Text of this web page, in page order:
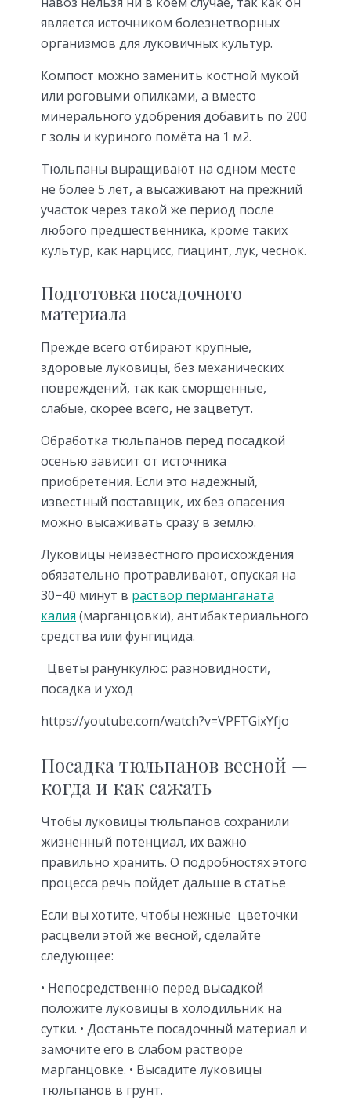
является источником болезнетворных
организмов для луковичных культур.
Компост можно заменить костной мукой
или роговыми опилками, а вместо
минерального удобрения добавить по 200
г золы и куриного помёта на 1 м2.
Тюльпаны выращивают на одном месте
не более 5 лет, а высаживают на прежний
участок через такой же период после
любого предшественника, кроме таких
культур, как нарцисс, гиацинт, лук, чеснок.
Подготовка посадочного
материала
Прежде всего отбирают крупные,
здоровые луковицы, без механических
повреждений, так как сморщенные,
слабые, скорее всего, не зацветут.
Обработка тюльпанов перед посадкой
осенью зависит от источника
приобретения. Если это надёжный,
известный поставщик, их без опасения
можно высаживать сразу в землю.
Луковицы неизвестного происхождения
обязательно протравливают, опуская на
30−40 минут в раствор перманганата
калия (марганцовки), антибактериального
средства или фунгицида.
Цветы ранункулюс: разновидности,
посадка и уход
https://youtube.com/watch?v=VPFTGixYfjo
Посадка тюльпанов весной —
когда и как сажать
Чтобы луковицы тюльпанов сохранили
жизненный потенциал, их важно
правильно хранить. О подробностях этого
процесса речь пойдет дальше в статье
Если вы хотите, чтобы нежные цветочки
расцвели этой же весной, сделайте
следующее:
• Непосредственно перед высадкой
положите луковицы в холодильник на
сутки. • Достаньте посадочный материал и
замочите его в слабом растворе
марганцовке. • Высадите луковицы
тюльпанов в грунт.